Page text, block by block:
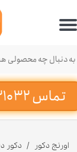
تماس ۳۲ ۲۱۰ ۲۸۴-۰۲۱‌
حساب کاربری
تغییر گذر واژه
سفارشات
خروج از حساب
اورنج دکور دکور